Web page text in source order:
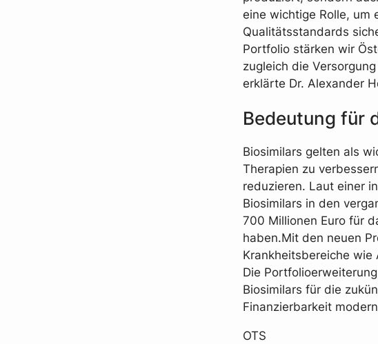
eine wichtige Rolle, um
Qualitätsstandards
Portfolio stärken wir
zugleich die
erklärte Dr. Alexander
Bedeutung für
Biosimilars gelten als
Therapien zu
reduzieren. Laut einer
Biosimilars in den
700 Millionen Euro für
haben.Mit den neuen
Krankheitsbereiche wie
Die
Biosimilars für die
Finanzierbarkeit
OTS